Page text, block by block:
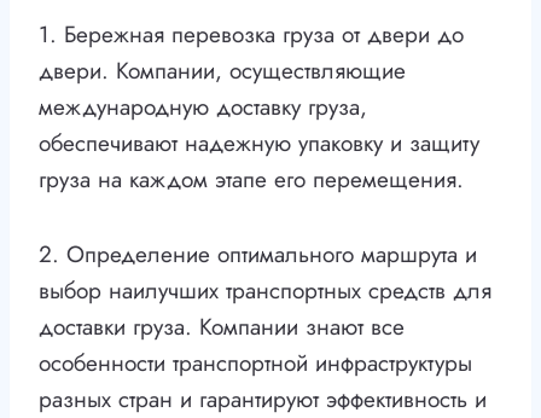
1. Бережная перевозка груза от двери до
двери. Компании, осуществляющие
международную доставку груза,
обеспечивают надежную упаковку и защиту
груза на каждом этапе его перемещения.
2. Определение оптимального маршрута и
выбор наилучших транспортных средств для
доставки груза. Компании знают все
особенности транспортной инфраструктуры
разных стран и гарантируют эффективность и